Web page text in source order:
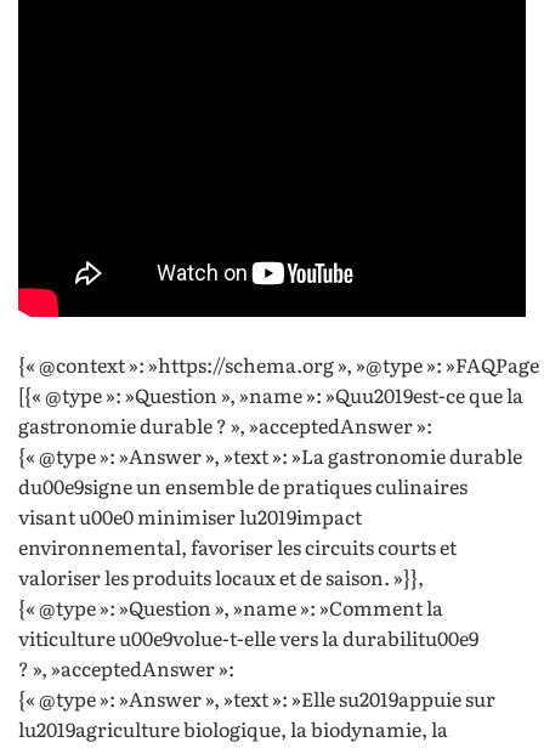
{« @context »: »https://schema.org », »@type »:
[{« @type »: »Question », »name »: »Quu2019est-ce que la
gastronomie durable ? », »acceptedAnswer »:
{« @type »: »Answer », »text »: »La gastronomie durable
du00e9signe un ensemble de pratiques culinaires
visant u00e0 minimiser lu2019impact
environnemental, favoriser les circuits courts et
valoriser les produits locaux et de saison. »}},
{« @type »: »Question », »name »: »Comment la
viticulture u00e9volue-t-elle vers la durabilitu00e9
? », »acceptedAnswer »:
{« @type »: »Answer », »text »: »Elle su2019appuie sur
lu2019agriculture biologique, la biodynamie, la